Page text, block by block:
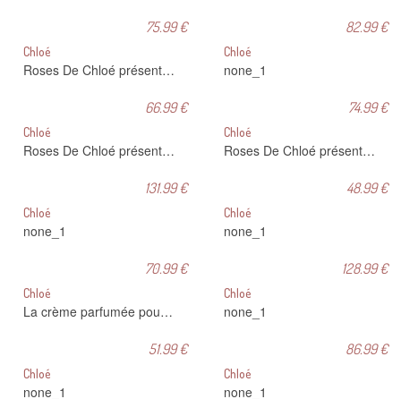
75.99 € 82.99 €
Chloé
Roses De Chloé présente des notes fraîches de bergamote, de rose de Damas et de magnolia qui lui apportent une touche résolument moderne et tellement dans l'air du temps ! Au fil de la journée le musc blanc et l'ambre s'attardent sur votre peau pour un sillage envoûtant... Le dernier délice signé Chloé !
66.99 €
Chloé
none_1
74.99 €
Chloé
Roses De Chloé présente des notes fraîches de bergamote, de rose de Damas et de magnolia qui lui apportent une touche résolument moderne et tellement dans l'air du temps ! Au fil de la journée le musc blanc et l'ambre s'attardent sur votre peau pour un sillage envoûtant... Le dernier délice signé Chloé !
131.99 €
Chloé
Roses De Chloé présente des notes fraîches de bergamote, de rose de Damas et de magnolia qui lui apportent une touche résolument moderne et tellement dans l'air du temps ! Au fil de la journée le musc blanc et l'ambre s'attardent sur votre peau pour un sillage envoûtant... Le dernier délice signé Chloé !
48.99 €
Chloé
none_1
70.99 €
Chloé
none_1
128.99 €
Chloé
La crème parfumée pour le corps Chloé offrira à votre peau fémininité, élégance, naturel. Chloé est composée d'une sélection de matières naturelles et raffinées. Votre corps sera enivré par ce sublime parfum de roses.
51.99 €
Chloé
none_1
86.99 €
Chloé
none_1
Chloé
none_1